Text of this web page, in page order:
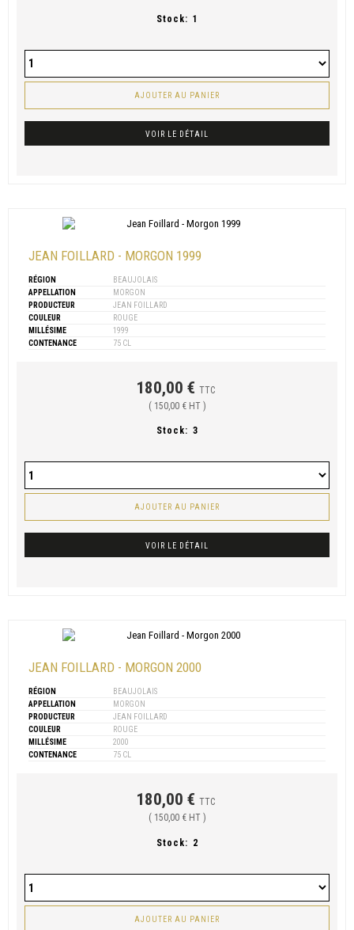
Stock: 1
AJOUTER AU PANIER
VOIR LE DÉTAIL
JEAN FOILLARD - MORGON 1999
RÉGION
BEAUJOLAIS
APPELLATION
MORGON
PRODUCTEUR
JEAN FOILLARD
COULEUR
ROUGE
MILLÉSIME
1999
CONTENANCE
75 CL
180,00 € TTC
( 150,00 € HT )
Stock: 3
AJOUTER AU PANIER
VOIR LE DÉTAIL
JEAN FOILLARD - MORGON 2000
RÉGION
BEAUJOLAIS
APPELLATION
MORGON
PRODUCTEUR
JEAN FOILLARD
COULEUR
ROUGE
MILLÉSIME
2000
CONTENANCE
75 CL
180,00 € TTC
( 150,00 € HT )
Stock: 2
AJOUTER AU PANIER